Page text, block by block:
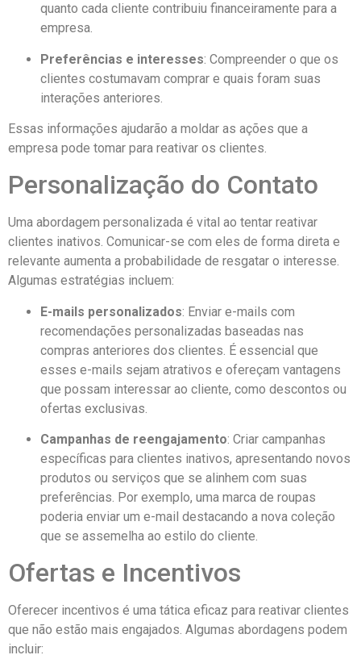
quanto cada cliente contribuiu financeiramente para a
empresa.
Preferências e interesses: Compreender o que os
clientes costumavam comprar e quais foram suas
interações anteriores.
Essas informações ajudarão a moldar as ações que a
empresa pode tomar para reativar os clientes.
Personalização do Contato
Uma abordagem personalizada é vital ao tentar reativar
clientes inativos. Comunicar-se com eles de forma direta e
relevante aumenta a probabilidade de resgatar o interesse.
Algumas estratégias incluem:
E-mails personalizados: Enviar e-mails com
recomendações personalizadas baseadas nas
compras anteriores dos clientes. É essencial que
esses e-mails sejam atrativos e ofereçam vantagens
que possam interessar ao cliente, como descontos ou
ofertas exclusivas.
Campanhas de reengajamento: Criar campanhas
específicas para clientes inativos, apresentando novos
produtos ou serviços que se alinhem com suas
preferências. Por exemplo, uma marca de roupas
poderia enviar um e-mail destacando a nova coleção
que se assemelha ao estilo do cliente.
Ofertas e Incentivos
Oferecer incentivos é uma tática eficaz para reativar clientes
que não estão mais engajados. Algumas abordagens podem
incluir: